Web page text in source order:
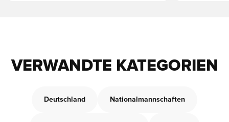
VERWANDTE KATEGORIEN
Deutschland Nationalmannschaften